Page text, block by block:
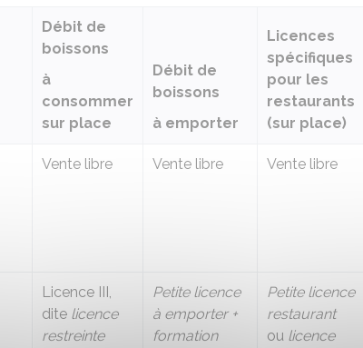
Débit de
boissons
à
consommer
sur place
Débit de
boissons
à emporter
Licences
spécifiques
pour les
restaurants
(sur place)
Vente libre Vente libre Vente libre
Licence III,
dite licence
restreinte
Petite licence
à emporter +
formation
Petite licence
restaurant
ou licence